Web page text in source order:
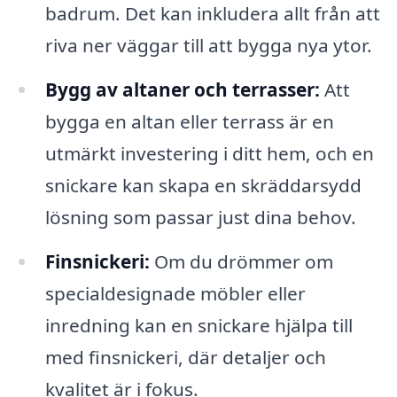
badrum. Det kan inkludera allt från att
riva ner väggar till att bygga nya ytor.
Bygg av altaner och terrasser: Att
bygga en altan eller terrass är en
utmärkt investering i ditt hem, och en
snickare kan skapa en skräddarsydd
lösning som passar just dina behov.
Finsnickeri: Om du drömmer om
specialdesignade möbler eller
inredning kan en snickare hjälpa till
med finsnickeri, där detaljer och
kvalitet är i fokus.